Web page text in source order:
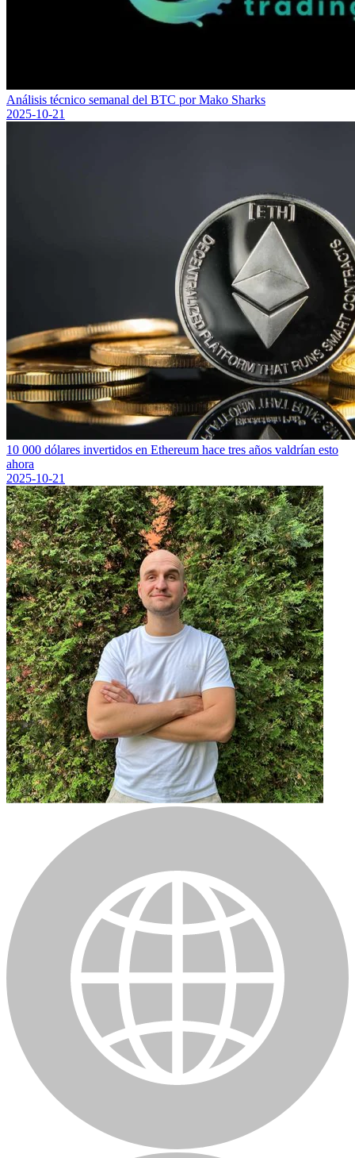
Análisis técnico semanal del BTC por Mako Sharks
2025-10-21
10 000 dólares invertidos en Ethereum hace tres años valdrían esto
ahora
2025-10-21